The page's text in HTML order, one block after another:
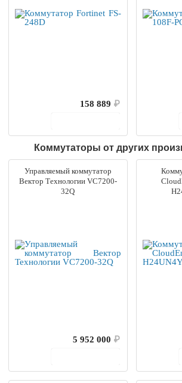
158 889 ₽
Коммутаторы от других
Управляемый коммутатор
Вектор Технологии VC7200-
32Q
5 952 000 ₽